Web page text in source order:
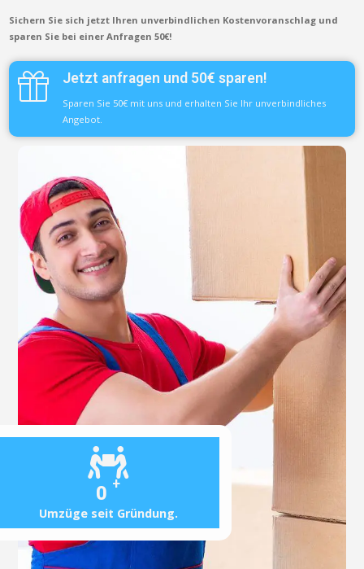
0 +
Umzüge seit Gründung.
Sichern Sie sich jetzt Ihren unverbindlichen Kostenvoranschlag und
sparen Sie bei einer Anfragen 50€!
Jetzt anfragen und 50€ sparen!
Sparen Sie 50€ mit uns und erhalten Sie Ihr unverbindliches
Angebot.